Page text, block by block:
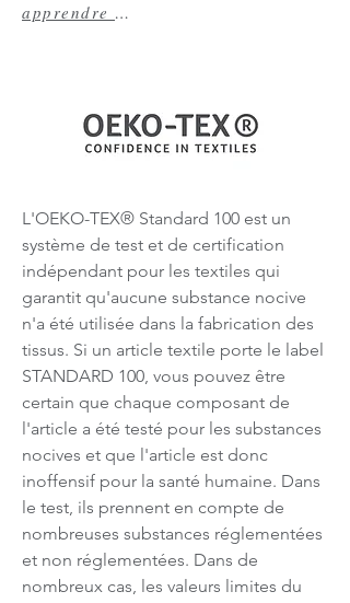
apprendre encore plus
L'OEKO-TEX® Standard 100 est un
système de test et de certification
indépendant pour les textiles qui
garantit qu'aucune substance nocive
n'a été utilisée dans la fabrication des
tissus. Si un article textile porte le label
STANDARD 100, vous pouvez être
certain que chaque composant de
l'article a été testé pour les substances
nocives et que l'article est donc
inoffensif pour la santé humaine. Dans
le test, ils prennent en compte de
nombreuses substances réglementées
et non réglementées. Dans de
nombreux cas, les valeurs limites du